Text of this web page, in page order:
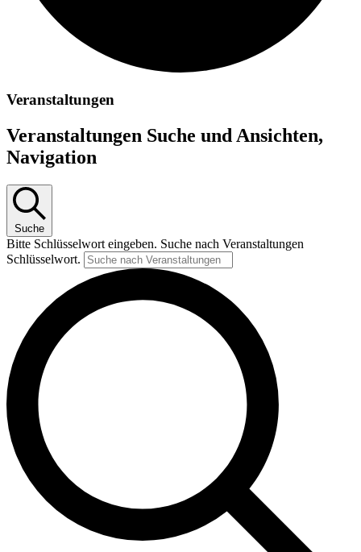
Veranstaltungen
Veranstaltungen Suche und Ansichten,
Navigation
Suche
Bitte Schlüsselwort eingeben. Suche nach Veranstaltungen
Schlüsselwort.